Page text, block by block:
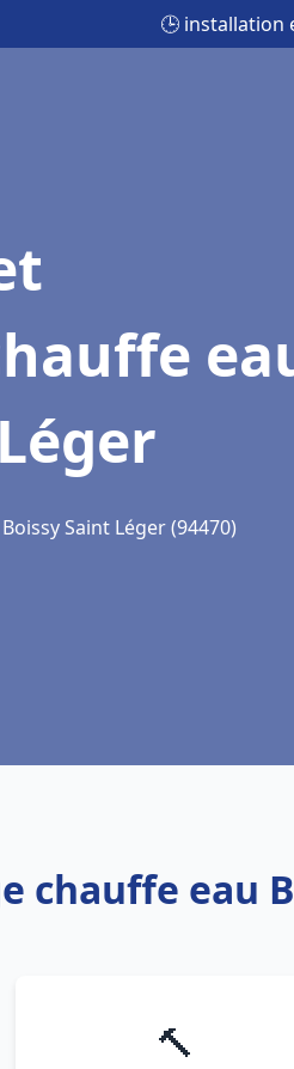
🕒 installation
Saint Léger (94470)
chauffe eau
🔨